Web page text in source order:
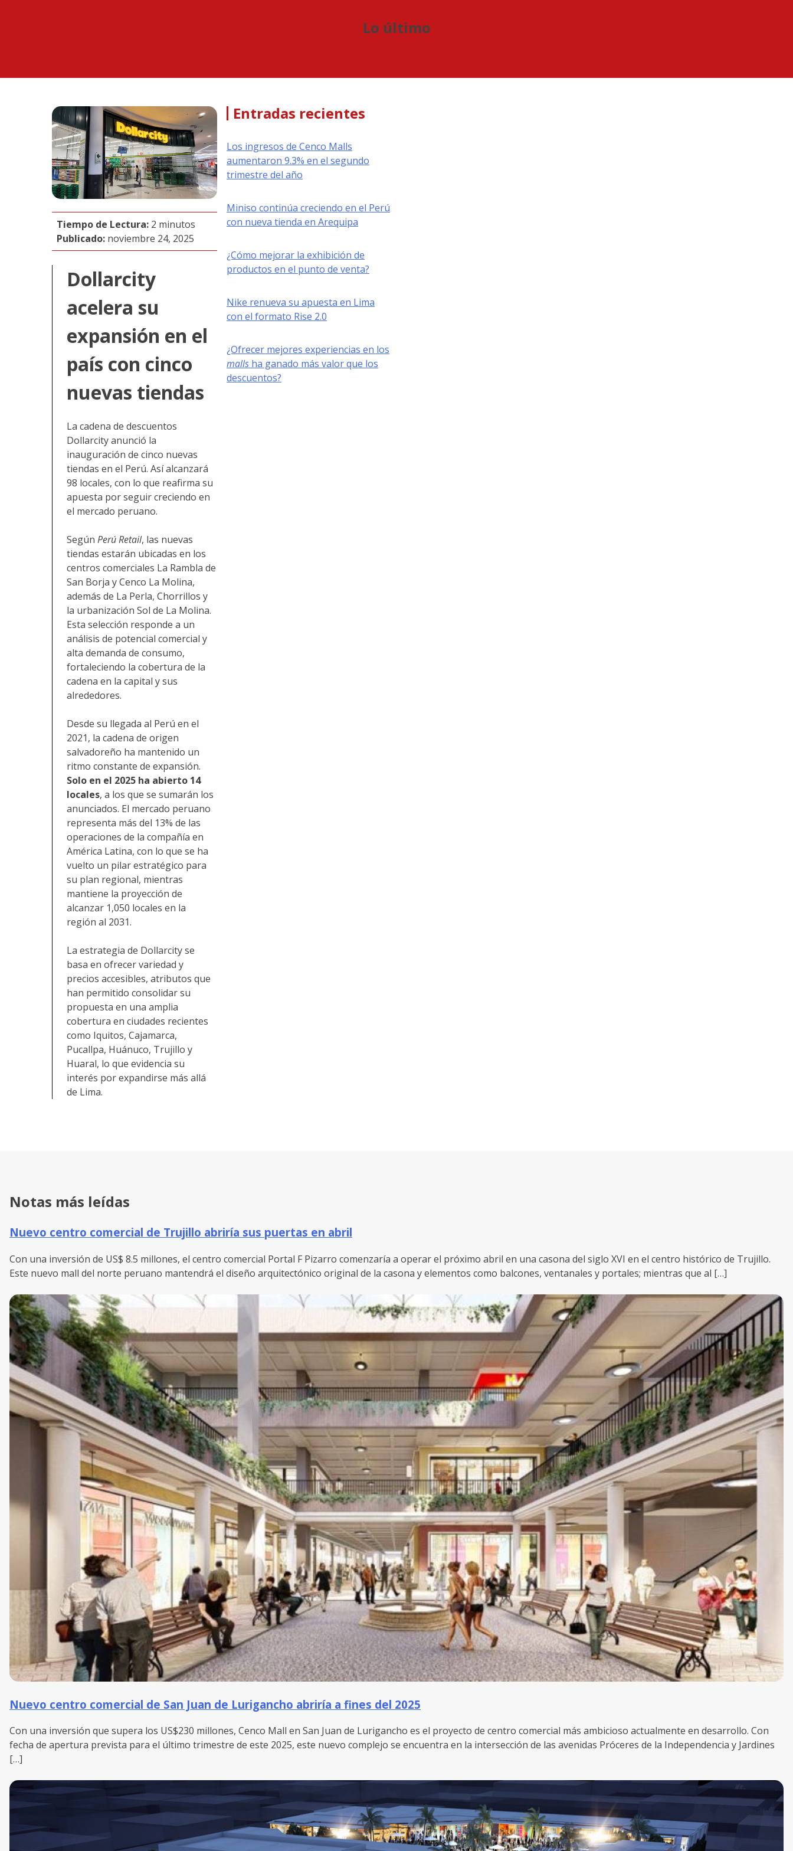
Lo último
Tiempo de Lectura: 2 minutos
Publicado: noviembre 24, 2025
Dollarcity
acelera su
expansión en el
país con cinco
nuevas tiendas
La cadena de descuentos
Dollarcity anunció la
inauguración de cinco nuevas
tiendas en el Perú. Así alcanzará
98 locales, con lo que reafirma su
apuesta por seguir creciendo en
el mercado peruano.
Según Perú Retail, las nuevas
tiendas estarán ubicadas en los
centros comerciales La Rambla de
San Borja y Cenco La Molina,
además de La Perla, Chorrillos y
la urbanización Sol de La Molina.
Esta selección responde a un
análisis de potencial comercial y
alta demanda de consumo,
fortaleciendo la cobertura de la
cadena en la capital y sus
alrededores.
Desde su llegada al Perú en el
2021, la cadena de origen
salvadoreño ha mantenido un
ritmo constante de expansión.
Solo en el 2025 ha abierto 14
locales, a los que se sumarán los
anunciados. El mercado peruano
representa más del 13% de las
operaciones de la compañía en
América Latina, con lo que se ha
vuelto un pilar estratégico para
su plan regional, mientras
mantiene la proyección de
alcanzar 1,050 locales en la
región al 2031.
La estrategia de Dollarcity se
basa en ofrecer variedad y
precios accesibles, atributos que
han permitido consolidar su
propuesta en una amplia
cobertura en ciudades recientes
como Iquitos, Cajamarca,
Pucallpa, Huánuco, Trujillo y
Huaral, lo que evidencia su
interés por expandirse más allá
de Lima.
Entradas recientes
Los ingresos de Cenco Malls
aumentaron 9.3% en el segundo
trimestre del año
Miniso continúa creciendo en el Perú
con nueva tienda en Arequipa
¿Cómo mejorar la exhibición de
productos en el punto de venta?
Nike renueva su apuesta en Lima
con el formato Rise 2.0
¿Ofrecer mejores experiencias en los
malls ha ganado más valor que los
descuentos?
Notas más leídas
Nuevo centro comercial de Trujillo abriría sus puertas en abril
Con una inversión de US$ 8.5 millones, el centro comercial Portal F Pizarro comenzaría a operar el próximo abril en una casona del siglo XVI en el centro histórico de Trujillo.
Este nuevo mall del norte peruano mantendrá el diseño arquitectónico original de la casona y elementos como balcones, ventanales y portales; mientras que al […]
Nuevo centro comercial de San Juan de Lurigancho abriría a fines del 2025
Con una inversión que supera los US$230 millones, Cenco Mall en San Juan de Lurigancho es el proyecto de centro comercial más ambicioso actualmente en desarrollo. Con
fecha de apertura prevista para el último trimestre de este 2025, este nuevo complejo se encuentra en la intersección de las avenidas Próceres de la Independencia y Jardines
[…]